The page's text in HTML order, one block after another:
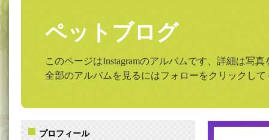
ペットブログ
このページはInstagramのアルバムです、詳細は写
全部のアルバムを見るにはフォローをクリックして
プロフィール